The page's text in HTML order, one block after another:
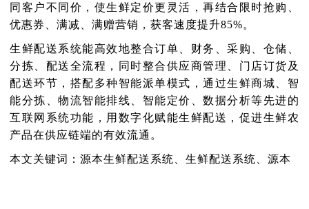
同客户不同价 ， 使生鲜定价更灵活，再结合 限时抢购、
优惠券、满减、满赠营销，获客速度提升85%。
生鲜配送系统能高效地整合订单、财务、采购、仓储、
分拣、配送全流程，同时整合供应商管理、门店订货及
配送环节，搭配多种智能派单模式，通过生鲜商城、智
能分拣、物流智能排线、智能定价、数据分析等先进的
互联网系统功能，用数字化赋能生鲜配送，促进生鲜农
产品在供应链端的有效流通。
本文关键词：源本生鲜配送系统 、生鲜配送系统 、源本